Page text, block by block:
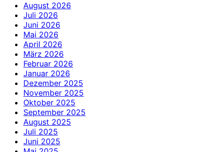
August 2026
Juli 2026
Juni 2026
Mai 2026
April 2026
März 2026
Februar 2026
Januar 2026
Dezember 2025
November 2025
Oktober 2025
September 2025
August 2025
Juli 2025
Juni 2025